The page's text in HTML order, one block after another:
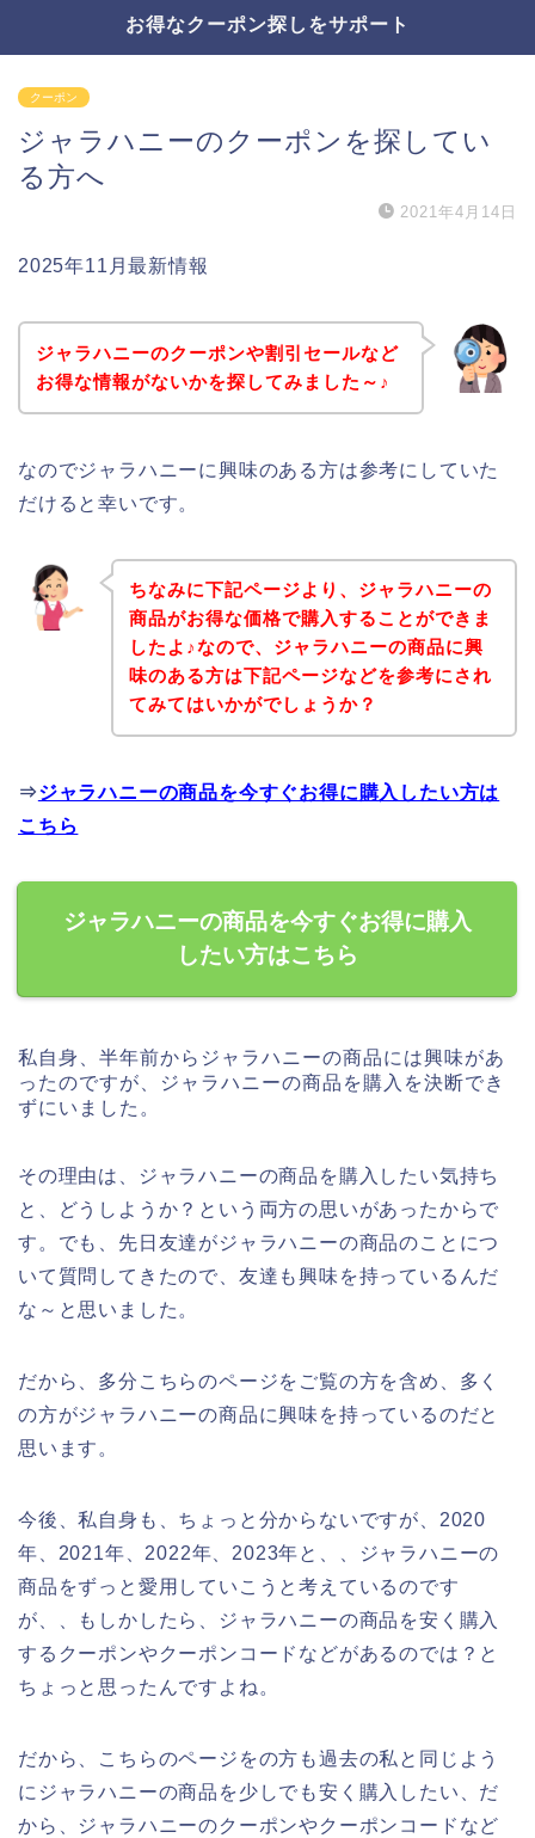
お得なクーポン探しをサポート
クーポン
ジャラハニーのクーポンを探してい
る方へ
2021年4月14日
2025年11月最新情報
ジャラハニーのクーポンや割引セールなど
お得な情報がないかを探してみました～♪
なのでジャラハニーに興味のある方は参考にしていた
だけると幸いです。
ちなみに下記ページより、ジャラハニーの
商品がお得な価格で購入することができま
したよ♪なので、ジャラハニーの商品に興
味のある方は下記ページなどを参考にされ
てみてはいかがでしょうか？
⇒ジャラハニーの商品を今すぐお得に購入したい方は
こちら
ジャラハニーの商品を今すぐお得に購入
したい方はこちら
私自身、半年前からジャラハニーの商品には興味があ
ったのですが、ジャラハニーの商品を購入を決断でき
ずにいました。
その理由は、ジャラハニーの商品を購入したい気持ち
と、どうしようか？という両方の思いがあったからで
す。でも、先日友達がジャラハニーの商品のことにつ
いて質問してきたので、友達も興味を持っているんだ
な～と思いました。
だから、多分こちらのページをご覧の方を含め、多く
の方がジャラハニーの商品に興味を持っているのだと
思います。
今後、私自身も、ちょっと分からないですが、2020
年、2021年、2022年、2023年と、、ジャラハニーの
商品をずっと愛用していこうと考えているのです
が、、もしかしたら、ジャラハニーの商品を安く購入
するクーポンやクーポンコードなどがあるのでは？と
ちょっと思ったんですよね。
だから、こちらのページをの方も過去の私と同じよう
にジャラハニーの商品を少しでも安く購入したい、だ
から、ジャラハニーのクーポンやクーポンコードなど